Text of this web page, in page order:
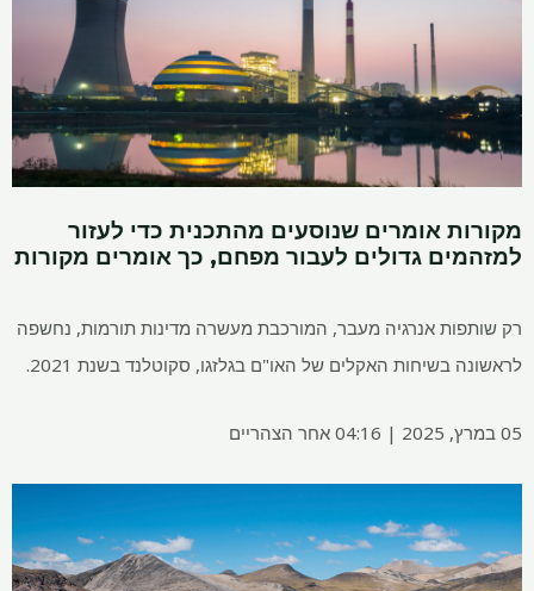
מקורות אומרים שנוסעים מהתכנית כדי לעזור
למזהמים גדולים לעבור מפחם, כך אומרים מקורות
רק שותפות אנרגיה מעבר, המורכבת מעשרה מדינות תורמות, נחשפה
לראשונה בשיחות האקלים של האו"ם בגלזגו, סקוטלנד בשנת 2021.
05 במרץ, 2025 | 04:16 אחר הצהריים